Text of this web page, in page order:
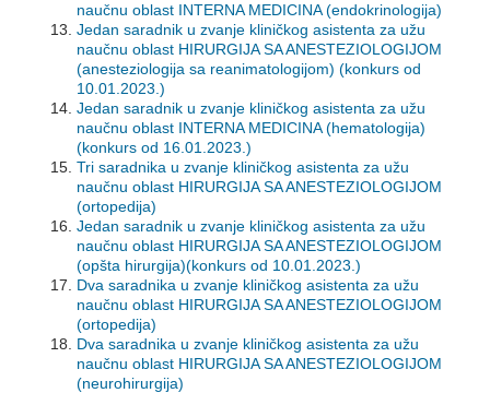
naučnu oblast INTERNA MEDICINA (endokrinologija)
Jedan saradnik u zvanje kliničkog asistenta za užu
naučnu oblast HIRURGIJA SA ANESTEZIOLOGIJOM
(anesteziologija sa reanimatologijom) (konkurs od
10.01.2023.)
Jedan saradnik u zvanje kliničkog asistenta za užu
naučnu oblast INTERNA MEDICINA (hematologija)
(konkurs od 16.01.2023.)
Tri saradnika u zvanje kliničkog asistenta za užu
naučnu oblast HIRURGIJA SA ANESTEZIOLOGIJOM
(ortopedija)
Jedan saradnik u zvanje kliničkog asistenta za užu
naučnu oblast HIRURGIJA SA ANESTEZIOLOGIJOM
(opšta hirurgija)(konkurs od 10.01.2023.)
Dva saradnika u zvanje kliničkog asistenta za užu
naučnu oblast HIRURGIJA SA ANESTEZIOLOGIJOM
(ortopedija)
Dva saradnika u zvanje kliničkog asistenta za užu
naučnu oblast HIRURGIJA SA ANESTEZIOLOGIJOM
(neurohirurgija)